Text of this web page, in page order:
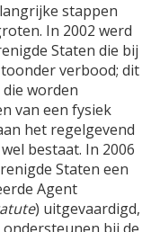
stappen
In 2002 werd
Staten die bij
verbood; dit
worden
van een fysiek
het regelgevend
bestaat. In 2006
Staten een
Agent
) uitgevaardigd,